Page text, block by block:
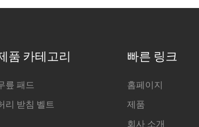
품 카테고리
릎 패드
리 받침 벨트
빠른 링크
홈페이지
제품
회사 소개